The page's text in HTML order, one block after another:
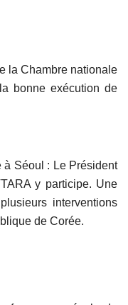
la Chambre nationale
bonne exécution de
à Séoul : Le Président
y participe. Une
interventions
de Corée.